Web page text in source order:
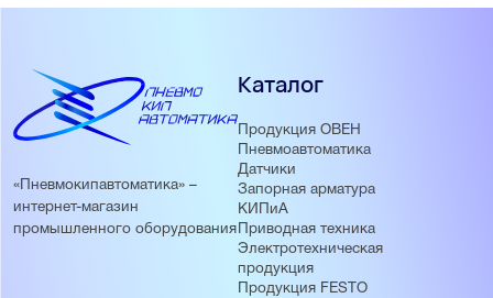
«Пневмокипавтоматика» –
интернет-магазин
промышленного оборудования
Каталог
Продукция ОВЕН
Пневмоавтоматика
Датчики
Запорная арматура
КИПиА
Приводная техника
Электротехническая
продукция
Продукция FESTO